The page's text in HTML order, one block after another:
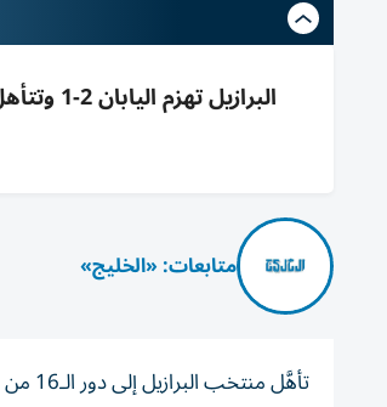
متابعات: «الخليج»
تأهَّل منتخب البرازيل إلى دور الـ16 من مونديال 2026 بفوز مثير وقاتل على اليابان 2-1 في ثاني مباريات دور الـ32.